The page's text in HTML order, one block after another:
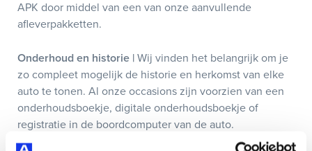
APK door middel van een van onze aanvullende
afleverpakketten.
Onderhoud en historie | Wij vinden het belangrijk om je
zo compleet mogelijk de historie en herkomst van elke
auto te tonen. Al onze occasions zijn voorzien van een
onderhoudsboekje, digitale onderhoudsboekje of
registratie in de boordcomputer van de auto.